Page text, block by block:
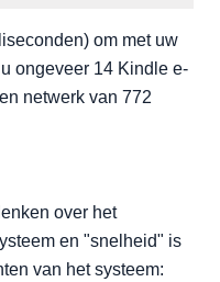
om met uw
ongeveer 14 Kindle e-
netwerk van 772
over het
en "snelheid" is
van het systeem: